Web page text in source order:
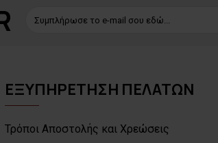
ΕΞΥΠΗΡΕΤΗΣΗ ΠΕΛΑΤΩΝ
Τρόποι Αποστολής και Χρεώσεις